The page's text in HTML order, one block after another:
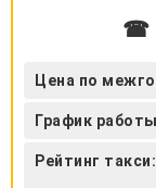
☎
Цена по
График
Рейтинг такси: